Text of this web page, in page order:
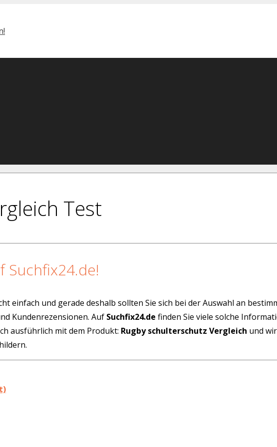
Test
Suchfix24.de!
einfach und gerade deshalb sollten Sie sich bei der Auswahl an
Kundenrezensionen. Auf Suchfix24.de finden Sie viele solche
ausführlich mit dem Produkt: Rugby schulterschutz Vergleich und